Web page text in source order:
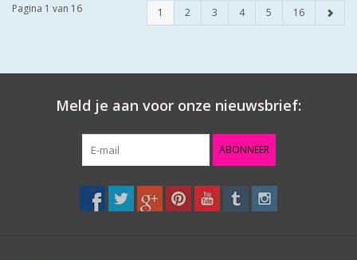
Pagina 1 van 16 1 2 3 4 5 16
Meld je aan voor onze nieuwsbrief:
ABONNEER